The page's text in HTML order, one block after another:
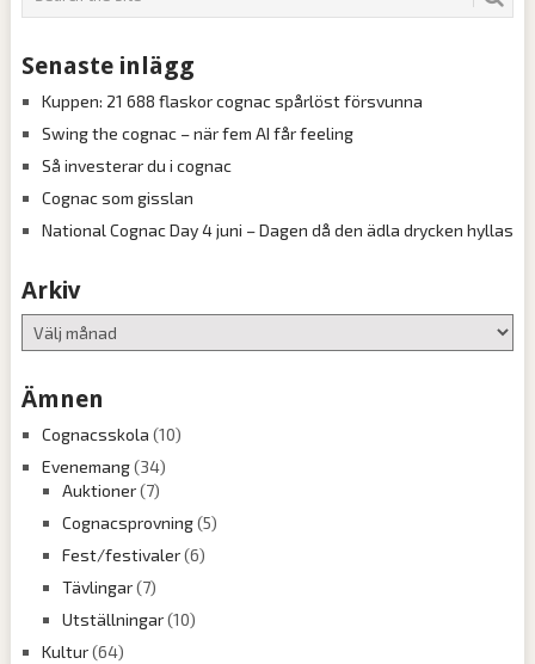
Senaste inlägg
Kuppen: 21 688 flaskor cognac spårlöst försvunna
Swing the cognac – när fem AI får feeling
Så investerar du i cognac
Cognac som gisslan
National Cognac Day 4 juni – Dagen då den ädla drycken hyllas
Arkiv
Arkiv
Ämnen
Cognacsskola (10)
Evenemang(34)
Auktioner(7)
Cognacsprovning(5)
Fest/festivaler(6)
Tävlingar(7)
Utställningar(10)
Kultur(64)